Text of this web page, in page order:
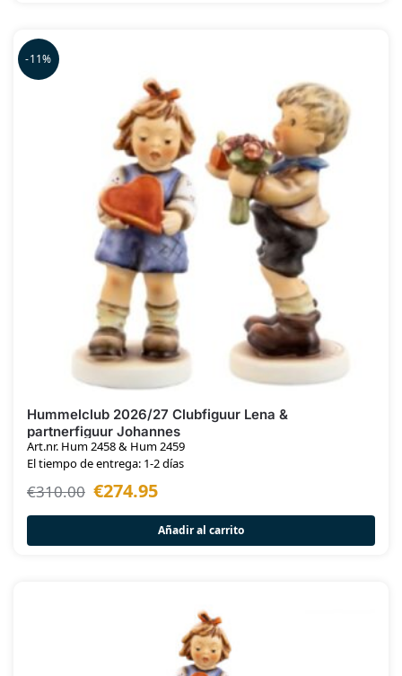
-11%
Hummelclub 2026/27 Clubfiguur Lena &
partnerfiguur Johannes
Art.nr. Hum 2458 & Hum 2459
El tiempo de entrega: 1-2 días
€310.00 €274.95
Añadir al carrito